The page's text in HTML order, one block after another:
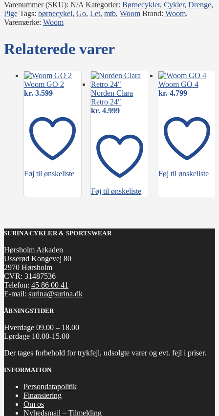
Varenummer (SKU): N/A Kategorier: Børnecykler, Cykler, Drenge,
Pige Tags: børnecykel, Go, Let, mtb, Woom Brand: Woom.
Varemærke: Woom
Relaterede varer
Woom GO 2
kr. 3.599
Føj til ønskeliste
Norden Clara
Retro 24″
kr. 4.999
Føj til ønskeliste
Woom GO 4
kr.4.799
Føj til ønskeliste
SURINA CYKLER & SPORTSWEAR
Hørsholm Arkaden
Usserød Kongevej 80
2970 Hørsholm
CVR: 31487536
Telefon: 45 86 00 41
E-mail: surina@surina.dk
ÅBNINGSTIDER
Hverdage 09.00 – 18.00
Lørdage 10.00-15.00
Der tages forbehold for trykfejl, udsolgte varer og evt. fejl i priser.
INFORMATION
Persondatapolitik
Finansiering
Om os
Nyhedsmail – Tilmelding